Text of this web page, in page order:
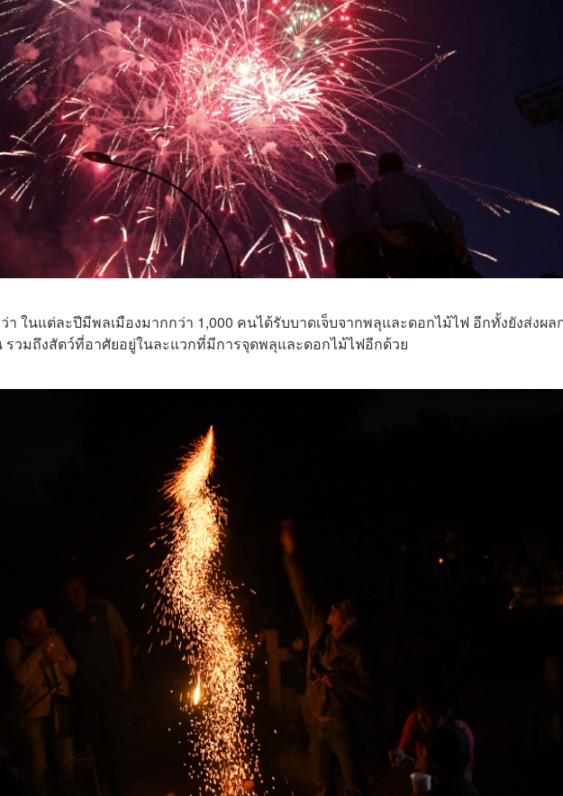
ในแต่ละปีมีพลเมืองมากกว่า 1,000 คนได้รับบาดเจ็บจากพลุและดอกไม้ไฟ อีกทั้งยังส่งผล
วมถึงสัตว์ที่อาศัยอยู่ในละแวกที่มีการจุดพลุและดอกไม้ไฟอีกด้วย